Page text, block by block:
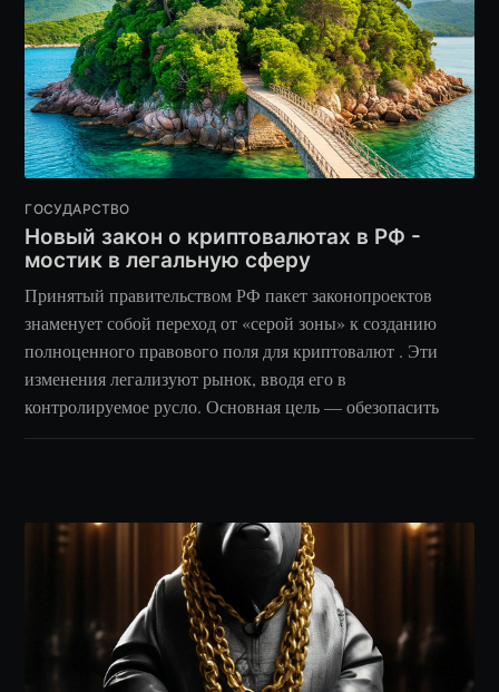
ГОСУДАРСТВО
Новый закон о криптовалютах в РФ -
мостик в легальную сферу
Принятый правительством РФ пакет законопроектов
знаменует собой переход от «серой зоны» к созданию
полноценного правового поля для криптовалют . Эти
изменения легализуют рынок, вводя его в
контролируемое русло. Основная цель — обезопасить